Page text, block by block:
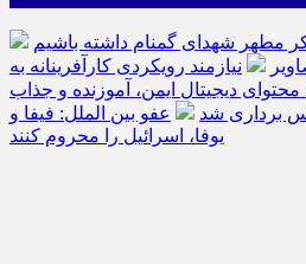
مطهر شهدای گمنام داشته باشیم
نیازمند رویکردی کارآفرینانه به
دیجیتال ایمن، آموزنده و جذاب
برداری شد
عفو بین الملل: فیفا و
یوفا، اسرائیل را محروم کنند